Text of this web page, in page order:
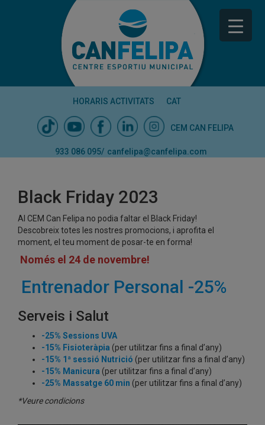
HORARIS ACTIVITATS CAT
CEM CAN FELIPA
933 086 095/ canfelipa@canfelipa.com
Black Friday 2023
Al CEM Can Felipa no podia faltar el Black Friday!
Descobreix totes les nostres promocions, i aprofita el
moment, el teu moment de posar-te en forma!
Només el 24 de novembre!
Entrenador Personal -25%
Serveis i Salut
-25% Sessions UVA
-15% Fisioteràpia (per utilitzar fins a final d’any)
-15% 1ª sessió Nutrició (per utilitzar fins a final d’any)
-15% Manicura (per utilitzar fins a final d’any)
-25% Massatge 60 min (per utilitzar fins a final d’any)
*Veure condicions